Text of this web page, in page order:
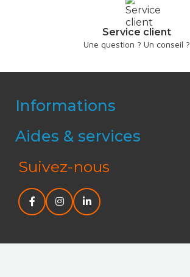
Service client
Une question ? Un conseil ?
Informations
Aides & services
Suivez-nous